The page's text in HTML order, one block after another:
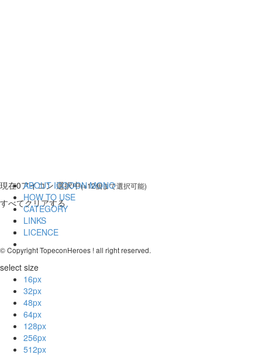
現在0アイコン 選択中(※12個まで選択可能)
すべてクリアする
select size
16px
32px
48px
64px
128px
256px
512px
ABOUT ICOOON MONO
HOW TO USE
CATEGORY
LINKS
LICENCE
© Copyright TopeconHeroes ! all right reserved.